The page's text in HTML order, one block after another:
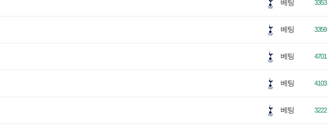
베팅 3353
베팅 3359
베팅 4701
베팅 4103
베팅 3222